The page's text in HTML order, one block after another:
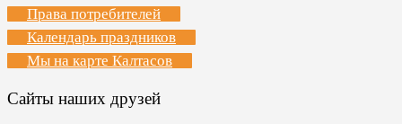
Права потребителей
Календарь праздников
Мы на карте Калтасов
Сайты наших друзей